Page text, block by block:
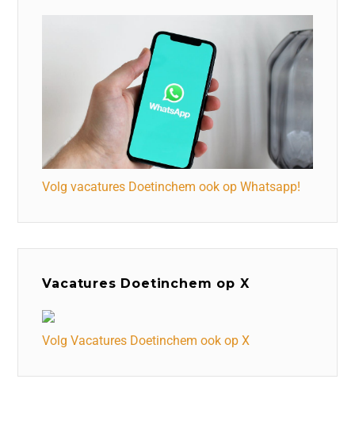
Volg vacatures Doetinchem ook op Whatsapp!
Vacatures Doetinchem op X
Volg Vacatures Doetinchem ook op X